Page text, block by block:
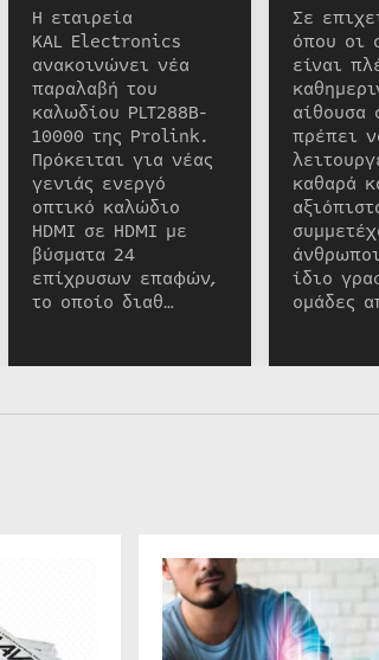
Η εταιρεία
KAL Electronics
ανακοινώνει νέα
παραλαβή του
καλωδίου PLT288B-
10000 της Prolink.
Πρόκειται για νέας
γενιάς ενεργό
οπτικό καλώδιο
HDMI σε HDMI με
βύσματα 24
επίχρυσων επαφών,
το οποίο διαθ…
Σε
όπου οι
είναι
αίθουσα
πρέπει
καθαρά
ίδιο
ομάδες